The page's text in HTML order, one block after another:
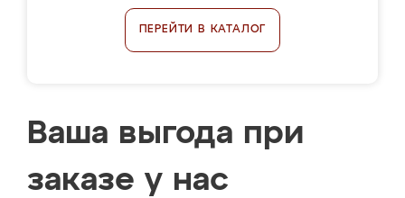
ПЕРЕЙТИ В КАТАЛОГ
Ваша выгода при
заказе у нас